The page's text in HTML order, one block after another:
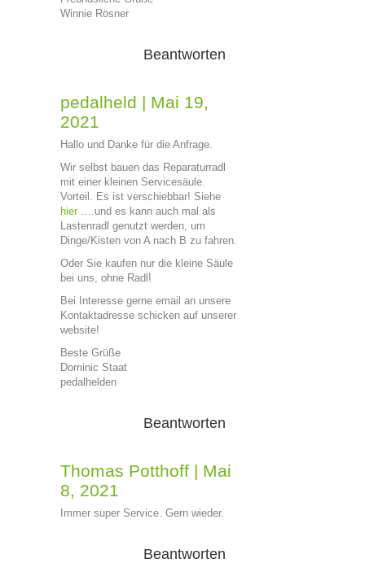
Winnie Rösner
Beantworten
pedalheld | Mai 19,
2021
Hallo und Danke für die Anfrage.
Wir selbst bauen das Reparaturradl
mit einer kleinen Servicesäule.
Vorteil. Es ist verschiebbar! Siehe
hier ….und es kann auch mal als
Lastenradl genutzt werden, um
Dinge/Kisten von A nach B zu fahren.
Oder Sie kaufen nur die kleine Säule
bei uns, ohne Radl!
Bei Interesse gerne email an unsere
Kontaktadresse schicken auf unserer
website!
Beste Grüße
Dominic Staat
pedalhelden
Beantworten
Thomas Potthoff | Mai
8, 2021
Immer super Service. Gern wieder.
Beantworten